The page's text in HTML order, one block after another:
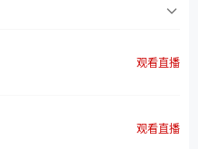
观看直播
观看直播